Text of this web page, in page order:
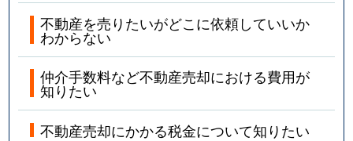
不動産を売りたいがどこに依頼していいか
わからない
仲介手数料など不動産売却における費用が
知りたい
不動産売却にかかる税金について知りたい